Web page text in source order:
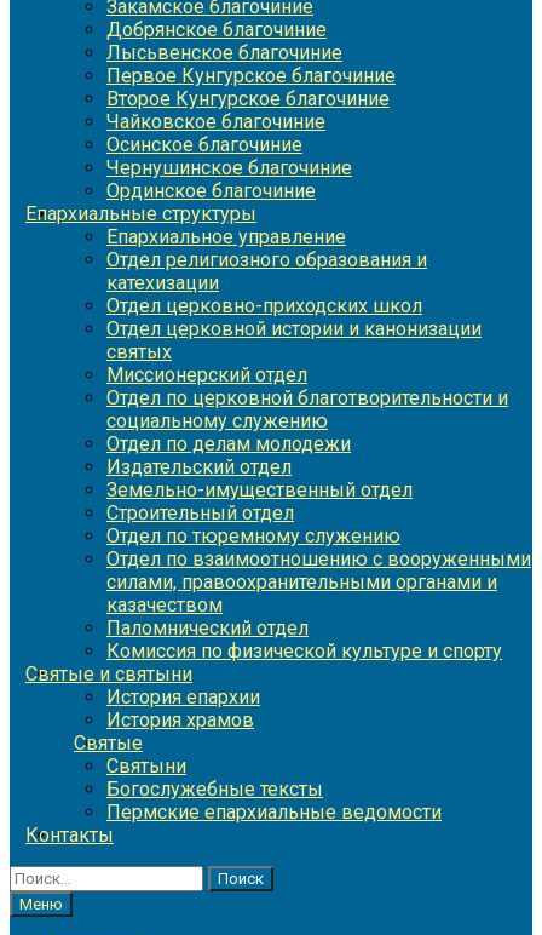
Закамское благочиние
Добрянское благочиние
Лысьвенское благочиние
Первое Кунгурское благочиние
Второе Кунгурское благочиние
Чайковское благочиние
Осинское благочиние
Чернушинское благочиние
Ординское благочиние
Епархиальные структуры
Епархиальное управление
Отдел религиозного образования и
катехизации
Отдел церковно-приходских школ
Отдел церковной истории и канонизации
святых
Миссионерский отдел
Отдел по церковной благотворительности и
социальному служению
Отдел по делам молодежи
Издательский отдел
Земельно-имущественный отдел
Строительный отдел
Отдел по тюремному служению
Отдел по взаимоотношению с вооруженными
силами, правоохранительными органами и
казачеством
Паломнический отдел
Комиссия по физической культуре и спорту
Святые и святыни
История епархии
История храмов
Святые
Святыни
Богослужебные тексты
Пермские епархиальные ведомости
Контакты
Найти:
Меню